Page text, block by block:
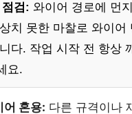
검: 와이어 경로에 먼
치 못한 마찰로 와이어
다. 작업 시작 전 항상
요.
어 혼용: 다른 규격이나